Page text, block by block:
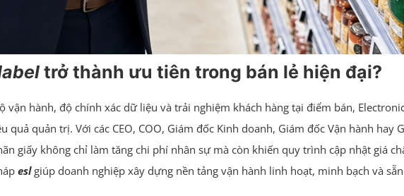
trở thành ưu tiên trong bán lẻ hiện đại?
vận hành, độ chính xác dữ liệu và trải nghiệm khách hàng tại điểm bán,
quản trị. Với các CEO, COO, Giám đốc Kinh doanh, Giám đốc Vận hành hay
giấy không chỉ làm tăng chi phí nhân sự mà còn khiến quy trình cập nhật giá
eslgiúp doanh nghiệp xây dựng nền tảng vận hành linh hoạt, minh bạch và